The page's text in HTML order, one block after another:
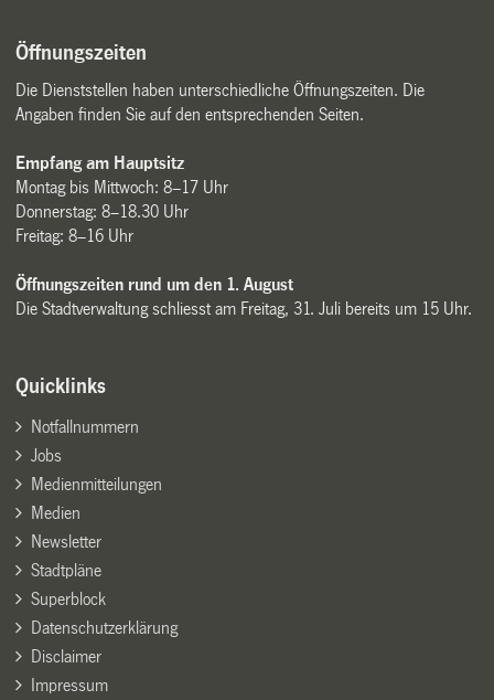
Öffnungszeiten
Die Dienststellen haben unterschiedliche Öffnungszeiten. Die
Angaben finden Sie auf den entsprechenden Seiten.
Empfang am Hauptsitz
Montag bis Mittwoch: 8–17 Uhr
Donnerstag: 8–18.30 Uhr
Freitag: 8–16 Uhr
Öffnungszeiten rund um den 1. August
Die Stadtverwaltung schliesst am Freitag, 31. Juli bereits um 15 Uhr.
Quicklinks
Notfallnummern
Jobs
Medienmitteilungen
Medien
Newsletter
Stadtpläne
Superblock
Datenschutzerklärung
Disclaimer
Impressum